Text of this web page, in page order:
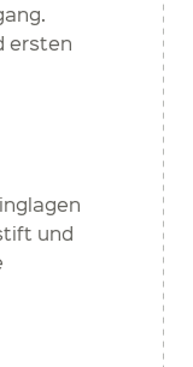
ersten
und